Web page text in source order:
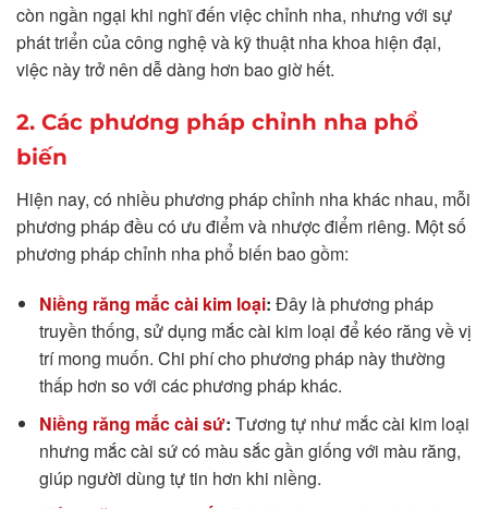
còn ngần ngại khi nghĩ đến việc chỉnh nha, nhưng với sự
phát triển của công nghệ và kỹ thuật nha khoa hiện đại,
việc này trở nên dễ dàng hơn bao giờ hết.
2. Các phương pháp chỉnh nha phổ
biến
Hiện nay, có nhiều phương pháp chỉnh nha khác nhau, mỗi
phương pháp đều có ưu điểm và nhược điểm riêng. Một số
phương pháp chỉnh nha phổ biến bao gồm:
Niềng răng mắc cài kim loại: Đây là phương pháp
truyền thống, sử dụng mắc cài kim loại để kéo răng về vị
trí mong muốn. Chi phí cho phương pháp này thường
thấp hơn so với các phương pháp khác.
Niềng răng mắc cài sứ: Tương tự như mắc cài kim loại
nhưng mắc cài sứ có màu sắc gần giống với màu răng,
giúp người dùng tự tin hơn khi niềng.